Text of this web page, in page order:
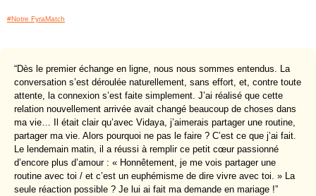
#Notre FyraMatch
“Dès le premier échange en ligne, nous nous sommes entendus. La
conversation s’est déroulée naturellement, sans effort, et, contre toute
attente, la connexion s’est faite simplement. J’ai réalisé que cette
relation nouvellement arrivée avait changé beaucoup de choses dans
ma vie… Il était clair qu’avec Vidaya, j’aimerais partager une routine,
partager ma vie. Alors pourquoi ne pas le faire ? C’est ce que j’ai fait.
Le lendemain matin, il a réussi à remplir ce petit cœur passionné
d’encore plus d’amour : « Honnêtement, je me vois partager une
routine avec toi / et c’est un euphémisme de dire vivre avec toi. » La
seule réaction possible ? Je lui ai fait ma demande en mariage !”